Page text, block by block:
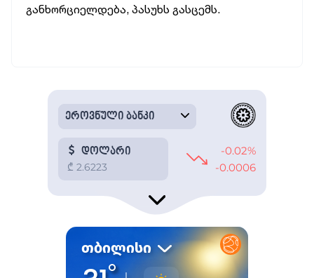
განხორციელდება, პასუხს გასცემს.